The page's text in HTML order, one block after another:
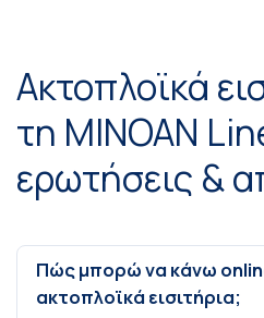
Ακτοπλοϊκά
τη MINOAN
ερωτήσεις &
Πώς μπορώ να κάνω
ακτοπλοϊκά εισιτήρια;